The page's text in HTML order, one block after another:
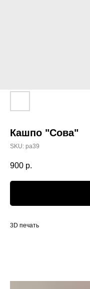
Кашпо "Сова"
SKU: ра39
900 р.
3D печать